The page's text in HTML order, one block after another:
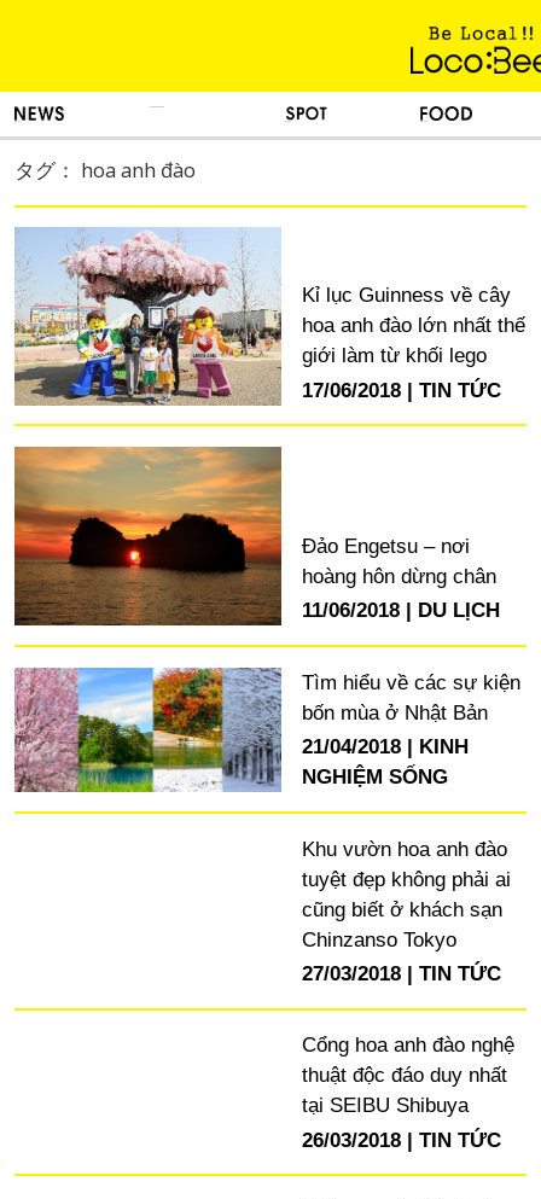
タグ： hoa anh đào
Kỉ lục Guinness về cây
hoa anh đào lớn nhất thế
giới làm từ khối lego
17/06/2018
TIN TỨC
Đảo Engetsu – nơi
hoàng hôn dừng chân
11/06/2018
DU LỊCH
Tìm hiểu về các sự kiện
bốn mùa ở Nhật Bản
21/04/2018
KINH
NGHIỆM SỐNG
Khu vườn hoa anh đào
tuyệt đẹp không phải ai
cũng biết ở khách sạn
Chinzanso Tokyo
27/03/2018
TIN TỨC
Cổng hoa anh đào nghệ
thuật độc đáo duy nhất
tại SEIBU Shibuya
26/03/2018
TIN TỨC